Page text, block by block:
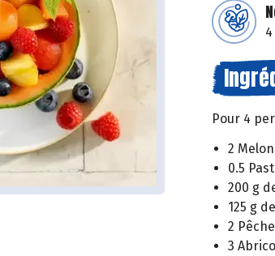
Pour 4
2 Melon
0.5
200 g
125 g
2 Pêche
3